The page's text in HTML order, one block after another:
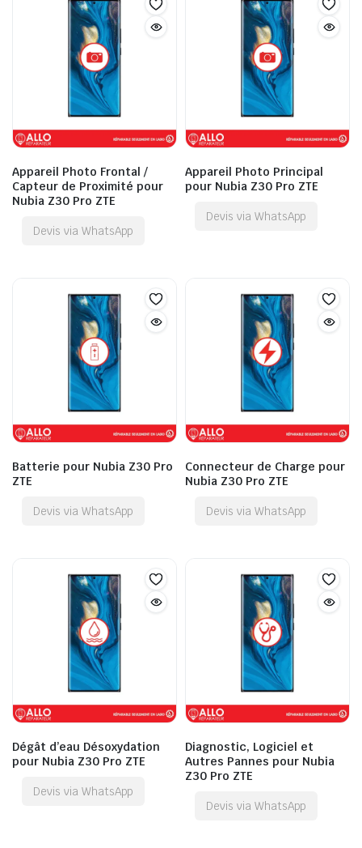
Appareil Photo Frontal /
Capteur de Proximité pour
Nubia Z30 Pro ZTE
Devis via WhatsApp
Appareil Photo Principal
pour Nubia Z30 Pro ZTE
Devis via WhatsApp
Batterie pour Nubia Z30 Pro
ZTE
Devis via WhatsApp
Connecteur de Charge pour
Nubia Z30 Pro ZTE
Devis via WhatsApp
Dégât d’eau Désoxydation
pour Nubia Z30 Pro ZTE
Devis via WhatsApp
Diagnostic, Logiciel et
Autres Pannes pour Nubia
Z30 Pro ZTE
Devis via WhatsApp